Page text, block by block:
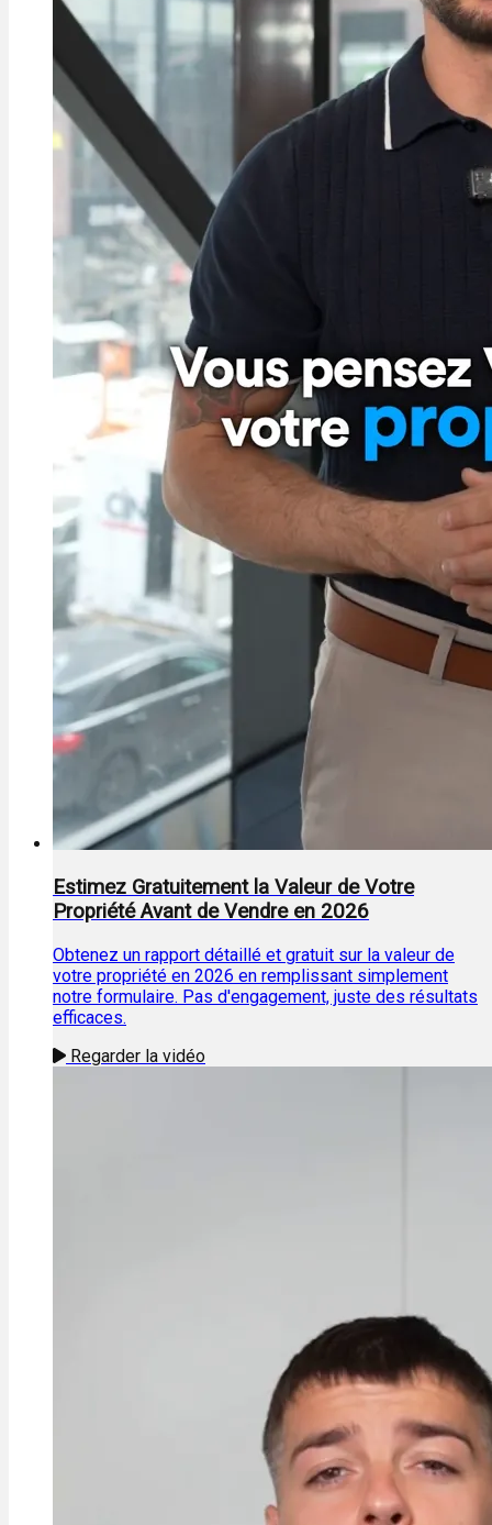
Estimez Gratuitement la Valeur de Votre
Propriété Avant de Vendre en 2026
Obtenez un rapport détaillé et gratuit sur la valeur de
votre propriété en 2026 en remplissant simplement
notre formulaire. Pas d'engagement, juste des résultats
efficaces.
Regarder la vidéo